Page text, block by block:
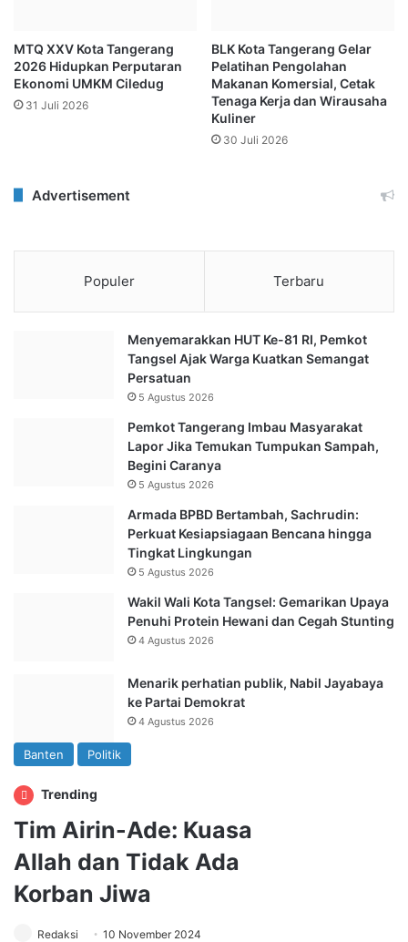
MTQ XXV Kota Tangerang
2026 Hidupkan Perputaran
Ekonomi UMKM Ciledug
31 Juli 2026
BLK Kota Tangerang Gelar
Pelatihan Pengolahan
Makanan Komersial, Cetak
Tenaga Kerja dan Wirausaha
Kuliner
30 Juli 2026
Advertisement
Populer Terbaru
Menyemarakkan HUT Ke-81 RI, Pemkot
Tangsel Ajak Warga Kuatkan Semangat
Persatuan
5 Agustus 2026
Pemkot Tangerang Imbau Masyarakat
Lapor Jika Temukan Tumpukan Sampah,
Begini Caranya
5 Agustus 2026
Armada BPBD Bertambah, Sachrudin:
Perkuat Kesiapsiagaan Bencana hingga
Tingkat Lingkungan
5 Agustus 2026
Wakil Wali Kota Tangsel: Gemarikan Upaya
Penuhi Protein Hewani dan Cegah Stunting
4 Agustus 2026
Menarik perhatian publik, Nabil Jayabaya
ke Partai Demokrat
4 Agustus 2026